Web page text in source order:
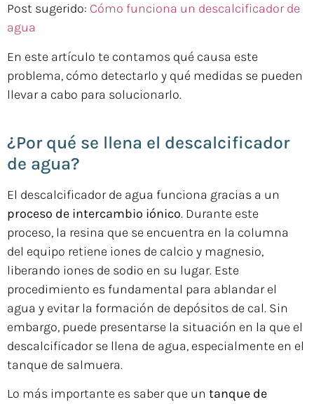
Post sugerido: Cómo funciona un descalcificador de
agua
En este artículo te contamos qué causa este
problema, cómo detectarlo y qué medidas se pueden
llevar a cabo para solucionarlo.
¿Por qué se llena el descalcificador
de agua?
El descalcificador de agua funciona gracias a un
proceso de intercambio iónico. Durante este
proceso, la resina que se encuentra en la columna
del equipo retiene iones de calcio y magnesio,
liberando iones de sodio en su lugar. Este
procedimiento es fundamental para ablandar el
agua y evitar la formación de depósitos de cal. Sin
embargo, puede presentarse la situación en la que el
descalcificador se llena de agua, especialmente en el
tanque de salmuera.
Lo más importante es saber que un tanque de